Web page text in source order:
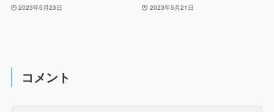
2023年5月23日 2023年5月21日
コメント